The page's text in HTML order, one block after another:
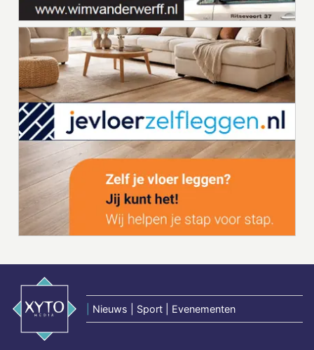
Nieuws | Sport | Evenementen